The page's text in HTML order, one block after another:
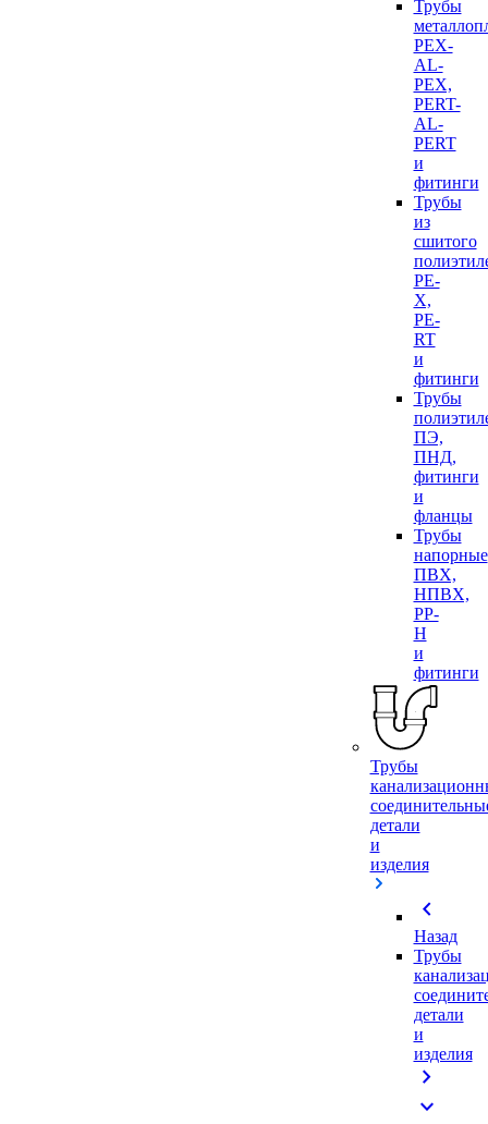
Трубы
PEX-
AL-
PEX,
PERT-
AL-
PERT
и
фитинги
Трубы
из
сшитого
PE-
X,
PE-
RT
и
фитинги
Трубы
ПЭ,
ПНД,
фитинги
и
фланцы
Трубы
напорные
ПВХ,
НПВХ,
PP-
H
и
фитинги
Трубы
детали
и
изделия
chevron_left
Назад
Трубы
детали
и
изделия
chevron_right
expand_more